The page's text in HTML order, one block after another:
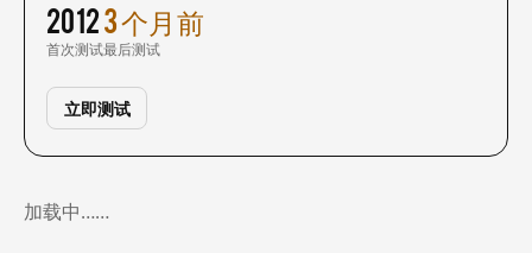
2012
首次测试
3 个月前
最后测试
立即测试
加载中……